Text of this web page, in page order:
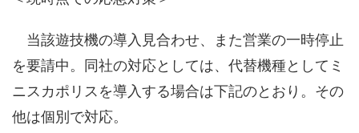
当該遊技機の導入見合わせ、また営業の一時停止
を要請中。同社の対応としては、代替機種としてミ
ニスカポリスを導入する場合は下記のとおり。その
他は個別で対応。